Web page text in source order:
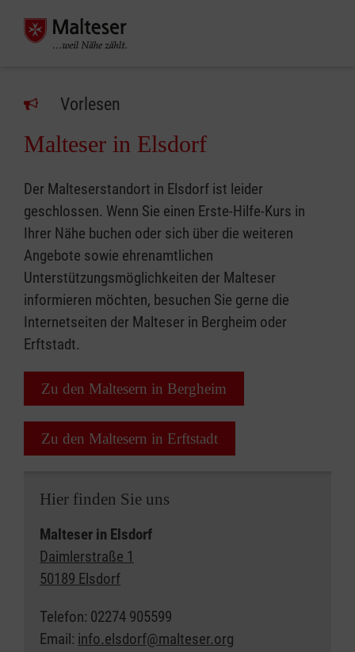
Vorlesen
Malteser in Elsdorf
Der Malteserstandort in Elsdorf ist leider
geschlossen. Wenn Sie einen Erste-Hilfe-Kurs in
Ihrer Nähe buchen oder sich über die weiteren
Angebote sowie ehrenamtlichen
Unterstützungsmöglichkeiten der Malteser
informieren möchten, besuchen Sie gerne die
Internetseiten der Malteser in Bergheim oder
Erftstadt.
Zu den Maltesern in Bergheim
Zu den Maltesern in Erftstadt
Hier finden Sie uns
Malteser in Elsdorf
Daimlerstraße 1
50189 Elsdorf
Telefon: 02274 905599
Email: info.elsdorf@malteser.org